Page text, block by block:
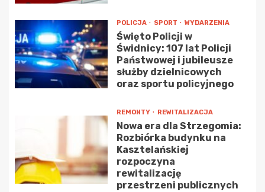
POLICJA SPORT WYDARZENIA
Święto Policji w
Świdnicy: 107 lat Policji
Państwowej i jubileusze
służby dzielnicowych
oraz sportu policyjnego
REMONTY REWITALIZACJA
Nowa era dla Strzegomia:
Rozbiórka budynku na
Kasztelańskiej
rozpoczyna
rewitalizację
przestrzeni publicznych